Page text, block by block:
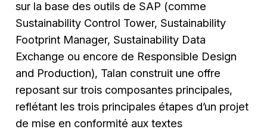
sur la base des outils de SAP (comme
Sustainability Control Tower, Sustainability
Footprint Manager, Sustainability Data
Exchange ou encore de Responsible Design
and Production), Talan construit une offre
reposant sur trois composantes principales,
reflétant les trois principales étapes d’un projet
de mise en conformité aux textes